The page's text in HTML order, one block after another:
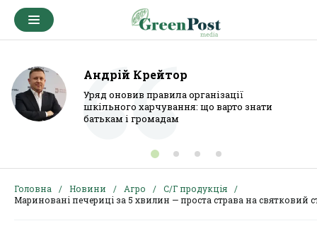
Андрій Крейтор
Уряд оновив правила організації
шкільного харчування: що варто знати
батькам і громадам
Головна Новини Агро
С/Г продукція
Мариновані печериці за 5 хвилин — проста страва на святковий